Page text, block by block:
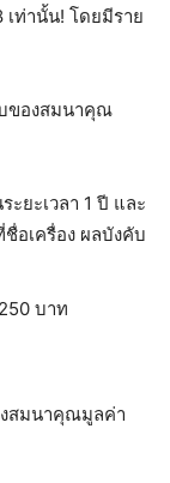
ท่านั้น! โดยมีราย
บของสมนาคุณ
ะยะเวลา 1 ปี และ
อเครื่อง ผลบังคับ
บาท
งสมนาคุณมูลค่า